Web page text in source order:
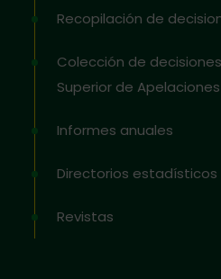
Recopilación de
Colección de
Superior de Apelaciones
Informes anuales
Directorios estadísticos
Revistas